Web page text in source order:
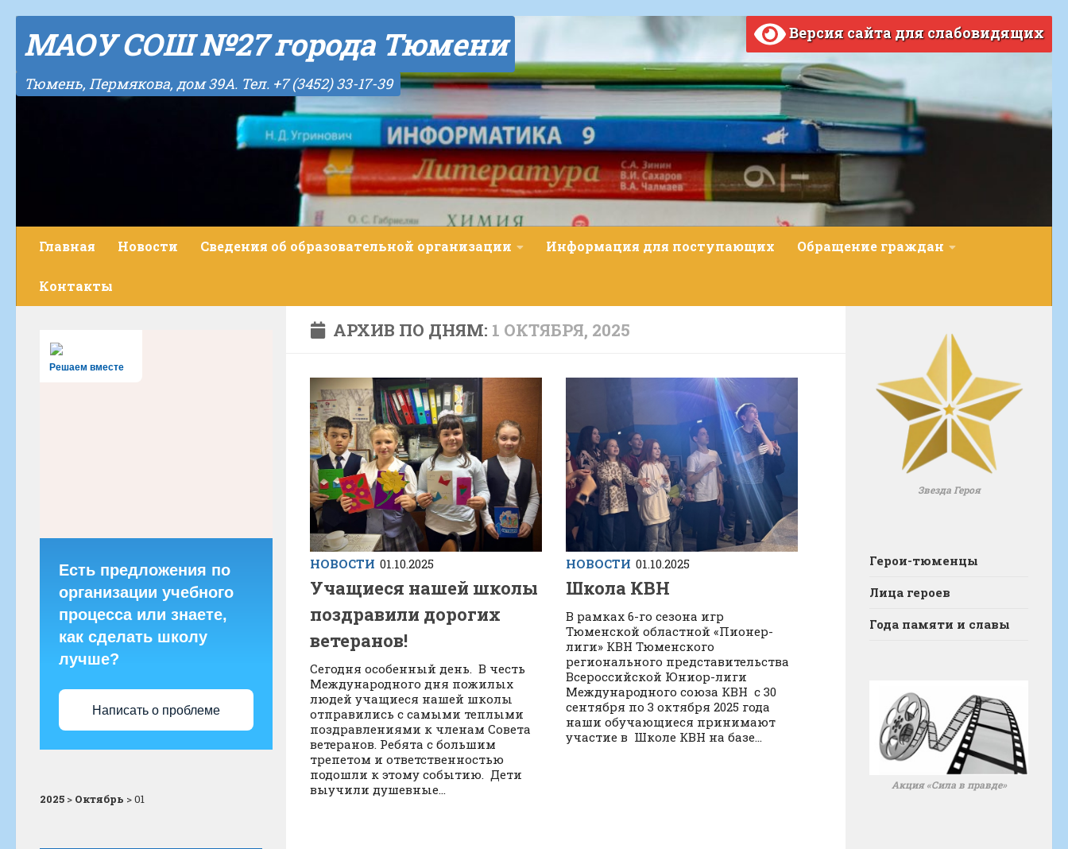
МАОУ СОШ №27 города Тюмени
Тюмень, Пермякова, дом 39А. Тел. +7 (3452) 33-17-39
Версия сайта для слабовидящих
Главная Новости Сведения об образовательной организации Информация для поступающих Обращение граждан
Контакты
АРХИВ ПО ДНЯМ: 1 ОКТЯБРЯ, 2025
НОВОСТИ 01.10.2025
Учащиеся нашей школы
поздравили дорогих
ветеранов!
Сегодня особенный день. В честь
Международного дня пожилых
людей учащиеся нашей школы
отправились с самыми теплыми
поздравлениями к членам Совета
ветеранов. Ребята с большим
трепетом и ответственностью
подошли к этому событию. Дети
выучили душевные...
НОВОСТИ 01.10.2025
Школа КВН
В рамках 6-го сезона игр
Тюменской областной «Пионер-
лиги» КВН Тюменского
регионального представительства
Всероссийской Юниор-лиги
Международного союза КВН с 30
сентября по 3 октября 2025 года
наши обучающиеся принимают
участие в Школе КВН на базе...
Решаем вместе
Есть предложения по
организации учебного
процесса или знаете,
как сделать школу
лучше?
Написать о проблеме
2025 > Октябрь >01
Звезда Героя
Герои-тюменцы
Лица героев
Года памяти и славы
Акция «Сила в правде»